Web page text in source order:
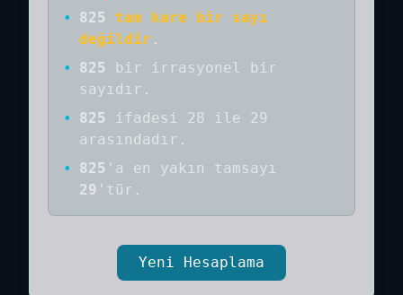
• 825
tam kare bir sayı
değildir .
•
825 bir
irrasyonel bir
sayıdır .
•
825
ifadesi 28 ile 29
arasındadır.
•
825 'a en yakın tamsayı
29 'tür.
Yeni Hesaplama